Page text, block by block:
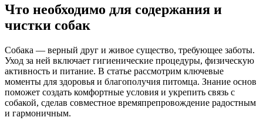
Что необходимо для содержания и
чистки собак
Собака — верный друг и живое существо, требующее заботы.
Уход за ней включает гигиенические процедуры, физическую
активность и питание. В статье рассмотрим ключевые
моменты для здоровья и благополучия питомца. Знание основ
поможет создать комфортные условия и укрепить связь с
собакой, сделав совместное времяпрепровождение радостным
и гармоничным.